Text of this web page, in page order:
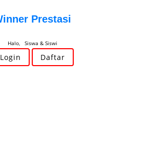
Halo, Siswa & Siswi
Login Daftar